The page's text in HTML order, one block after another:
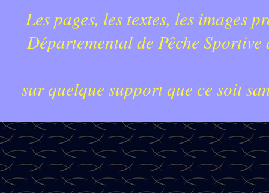
Les pages, les textes, les images
Départemental de Pêche
sur quelque support que ce soit